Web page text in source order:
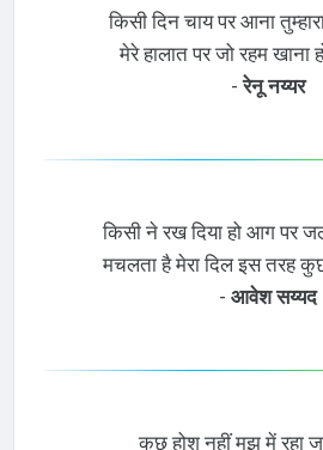
किसी दिन चाय पर आना
मेरे हालात पर जो रहम खाना
-रेनू नय्यर
किसी ने रख दिया हो आग पर
मचलता है मेरा दिल इस तरह
- आवेश सय्यद
कुछ होश नहीं मुझ में रहा